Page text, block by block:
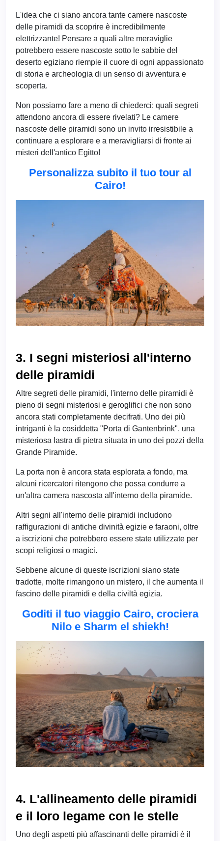
L'idea che ci siano ancora tante camere nascoste
delle piramidi da scoprire è incredibilmente
elettrizzante! Pensare a quali altre meraviglie
potrebbero essere nascoste sotto le sabbie del
deserto egiziano riempie il cuore di ogni appassionato
di storia e archeologia di un senso di avventura e
scoperta.
Non possiamo fare a meno di chiederci: quali segreti
attendono ancora di essere rivelati? Le camere
nascoste delle piramidi sono un invito irresistibile a
continuare a esplorare e a meravigliarsi di fronte ai
misteri dell'antico Egitto!
Personalizza subito il tuo tour al
Cairo!
3. I segni misteriosi all'interno
delle piramidi
Altre segreti delle piramidi, l'interno delle piramidi è
pieno di segni misteriosi e geroglifici che non sono
ancora stati completamente decifrati. Uno dei più
intriganti è la cosiddetta "Porta di Gantenbrink", una
misteriosa lastra di pietra situata in uno dei pozzi della
Grande Piramide.
La porta non è ancora stata esplorata a fondo, ma
alcuni ricercatori ritengono che possa condurre a
un'altra camera nascosta all'interno della piramide.
Altri segni all'interno delle piramidi includono
raffigurazioni di antiche divinità egizie e faraoni, oltre
a iscrizioni che potrebbero essere state utilizzate per
scopi religiosi o magici.
Sebbene alcune di queste iscrizioni siano state
tradotte, molte rimangono un mistero, il che aumenta il
fascino delle piramidi e della civiltà egizia.
Goditi il tuo viaggio Cairo, crociera
Nilo e Sharm el shiekh!
4. L'allineamento delle piramidi
e il loro legame con le stelle
Uno degli aspetti più affascinanti delle piramidi è il